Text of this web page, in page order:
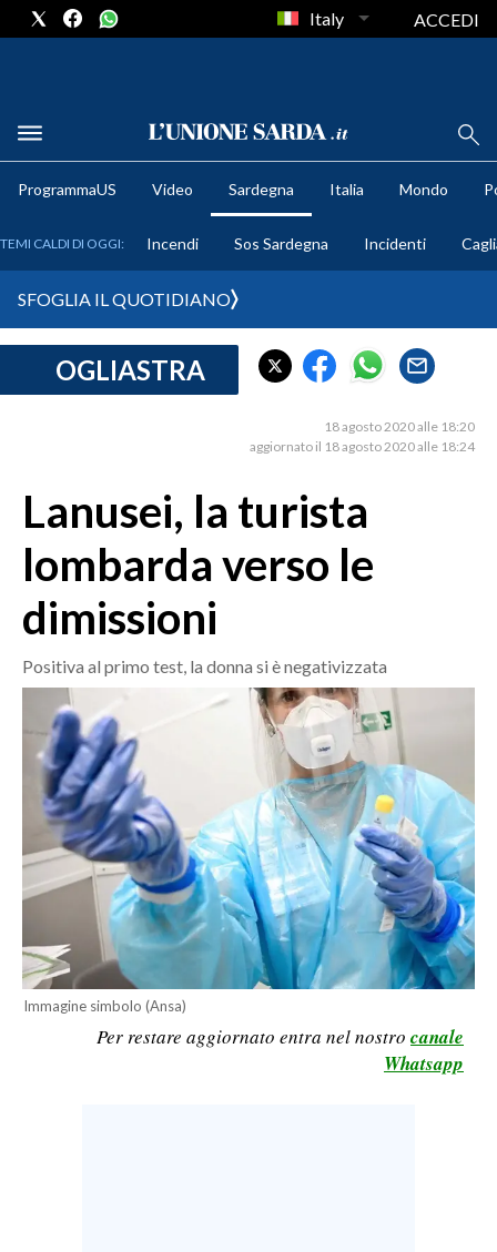
METEO
CRONACA SARDEGNA
MEDIO CAMPIDANO
ORISTANO E PROVINCIA
SASSARI E PROVINCIA
GALLURA
NUORO E PROVINCIA
OGLIASTRA
AGENDA
CRONACA
ITALIA
MONDO
POLITICA
ECONOMIA
SERVIZI ALLE IMPRESE
Italy ACCEDI
ProgrammaUS Video Sardegna Italia Mondo
TEMI CALDI DI OGGI: Incendi Sos Sardegna Incidenti
SFOGLIA IL QUOTIDIANO
OGLIASTRA
18 agosto 2020 alle 18:20
aggiornato il 18 agosto 2020 alle 18:24
Lanusei, la turista
lombarda verso le
dimissioni
Positiva al primo test, la donna si è negativizzata
Immagine simbolo (Ansa)
Per restare aggiornato entra nel nostro canale
Whatsapp